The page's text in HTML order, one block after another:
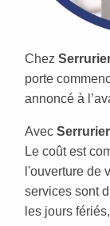
Chez
porte
annoncé à
Avec
Le coût est
l'ouverture de
services sont
les jours